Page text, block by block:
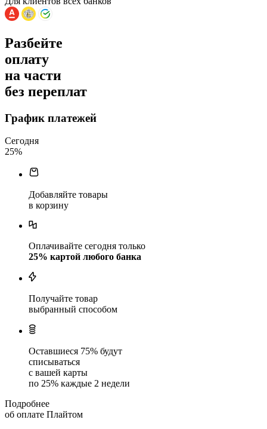
Разбейте
оплату
на части
без переплат
График платежей
Сегодня
25%
Добавляйте товары
в корзину
Оплачивайте сегодня только
25% картой любого банка
Получайте товар
выбранный способом
Оставшиеся 75% будут
списываться
с вашей карты
по 25% каждые 2 недели
Подробнее
об оплате Плайтом